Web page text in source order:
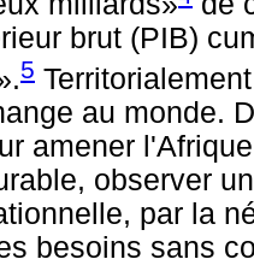
brut (PIB)
5
au monde.
amener
observer
par la
besoins sans